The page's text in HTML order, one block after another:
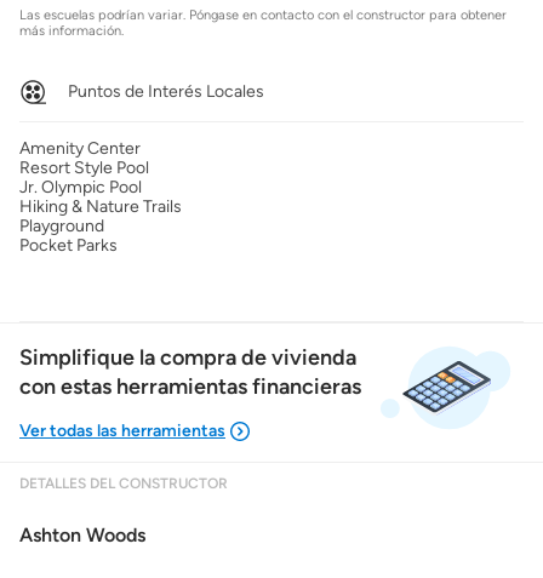
Las escuelas podrían variar. Póngase en contacto con el constructor para obtener
más información.
Puntos de Interés Locales
Amenity Center
Resort Style Pool
Jr. Olympic Pool
Hiking & Nature Trails
Playground
Pocket Parks
Simplifique la compra de vivienda
con estas herramientas financieras
DETALLES DEL CONSTRUCTOR
Ashton Woods